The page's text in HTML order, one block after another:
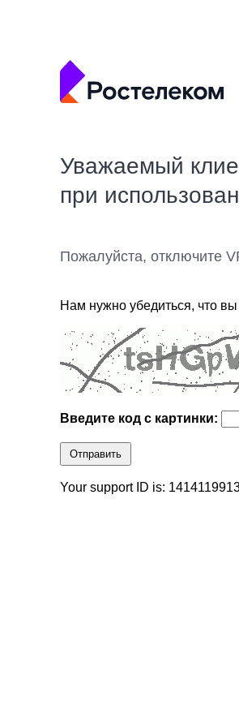
Уважаемый
при
Пожалуйста, отключите
Нам нужно убедиться, что
Введите код с картинки:
Отправить
Your support ID is: